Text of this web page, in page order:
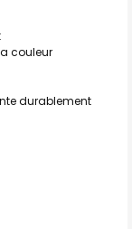
couleur
durablement